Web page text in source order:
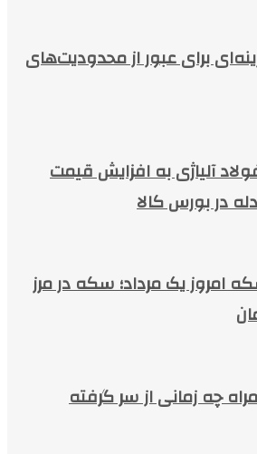
برای عبور از محدودیت‌های
آلیاژی به افزایش قیمت
در بورس کالا
امروز یک مرداد؛ سکه در مرز
چه زمانی از سر گرفته